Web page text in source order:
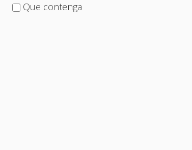
Que contenga